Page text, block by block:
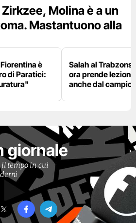
Molina è a un
Mastantuono alla
è
di Paratici:
Salah al
ora prende lezioni
anche dal
giornale
tempo in cui